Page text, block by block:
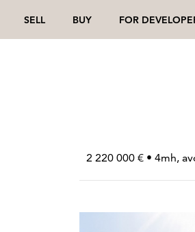
SELL BUY FOR
2 220 000 € • 4mh,